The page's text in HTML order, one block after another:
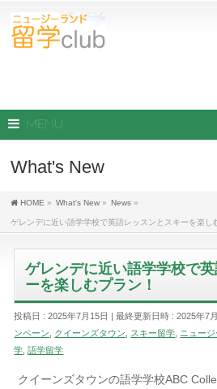
MENU
What's New
HOME » What's New » News »
ゲレンデに近い語学学校で英語レッスンとスキーを楽し
ゲレンデに近い語学学校で
ーを楽しむプラン！
投稿日 : 2025年7月15日 最終更新日時 : 2025年7
ンペーン
クイーンズタウン スキー留学 ニュー
学 ,語学留学
クイーンズタウンの語学学校ABC